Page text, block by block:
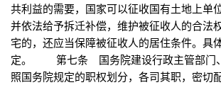
共利益的需要，国家可以征收国有土地上单
并依法给予拆迁补偿，维护被征收人的合法
宅的，还应当保障被征收人的居住条件。具
定。 第七条 国务院建设行政主管部门
照国务院规定的职权划分，各司其职，密切